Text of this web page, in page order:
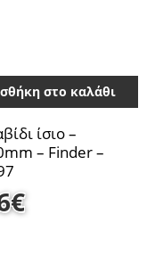
στο καλάθι
ίσιο –
– Finder –
€